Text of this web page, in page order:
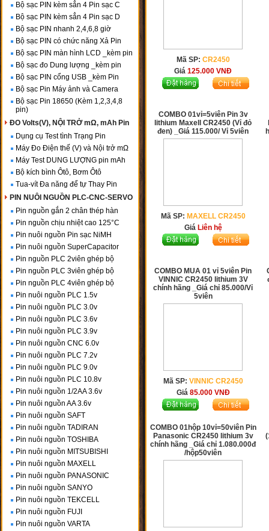
Bộ sạc PIN kèm sẳn 4 Pin sạc C
Bộ sạc PIN kèm sẳn 4 Pin sạc D
Bộ sạc PIN nhanh 2,4,6,8 giờ
Bộ sạc PIN có chức năng Xả Pin
Bộ sạc PIN màn hình LCD _kèm pin
Bộ sạc đo Dung lượng _kèm pin
Bộ sạc PIN cổng USB _kèm Pin
Bộ sạc Pin Máy ảnh và Camera
Bộ sạc Pin 18650 (Kèm 1,2,3,4,8
pin)
ĐO Volts(V), NỘI TRỞ mΩ, mAh Pin
Dụng cụ Test tình Trạng Pin
Máy Đo Điện thế (V) và Nội trở mΩ
Máy Test DUNG LƯỢNG pin mAh
Bộ kích bình Ôtô, Bơm Ôtô
Tua-vít Đa năng để tự Thay Pin
PIN NUÔI NGUỒN PLC-CNC-SERVO
Pin nguồn gắn 2 chân thép hàn
Pin nguồn chịu nhiệt cao 125°C
Pin nuôi nguồn Pin sạc NiMH
Pin nuôi nguồn SuperCapacitor
Pin nguồn PLC 2viên ghép bộ
Pin nguồn PLC 3viên ghép bộ
Pin nguồn PLC 4viên ghép bộ
Pin nuôi nguồn PLC 1.5v
Pin nuôi nguồn PLC 3.0v
Pin nuôi nguồn PLC 3.6v
Pin nuôi nguồn PLC 3.9v
Pin nuôi nguồn CNC 6.0v
Pin nuôi nguồn PLC 7.2v
Pin nuôi nguồn PLC 9.0v
Pin nuôi nguồn PLC 10.8v
Pin nuôi nguồn 1/2AA 3.6v
Pin nuôi nguồn AA 3.6v
Pin nuôi nguồn SAFT
Pin nuôi nguồn TADIRAN
Pin nuôi nguồn TOSHIBA
Pin nuôi nguồn MITSUBISHI
Pin nuôi nguồn MAXELL
Pin nuôi nguồn PANASONIC
Pin nuôi nguồn SANYO
Pin nuôi nguồn TEKCELL
Pin nuôi nguồn FUJI
Pin nuôi nguồn VARTA
Mã SP: CR2450
Giá125.000VNĐ
COMBO 01vỉ=5viên Pin 3v
lithium Maxell CR2450 (Vỉ đỏ
đen) _Giá 115.000/ Vỉ 5viên
Mã SP: MAXELL CR2450
Giá Liên hệ
COMBO MUA 01 vỉ 5viên Pin
VINNIC CR2450 lithium 3V
chính hãng _Giá chỉ 85.000/Vỉ
5viên
Mã SP: VINNIC CR2450
Giá 85.000 VNĐ
COMBO 01hộp 10vỉ=50viên Pin
Panasonic CR2450 lithium 3v
chính hãng _Giá chỉ 1.080.000đ
/hộp50viên